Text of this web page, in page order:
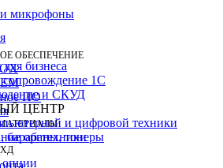
микрофоны
ОБЕСПЕЧЕНИЕ
ПО
барабаны, тонеры
опции
бизнеса
1C
и СКУД
ЦЕНТР
и цифровой техники
оргтехники